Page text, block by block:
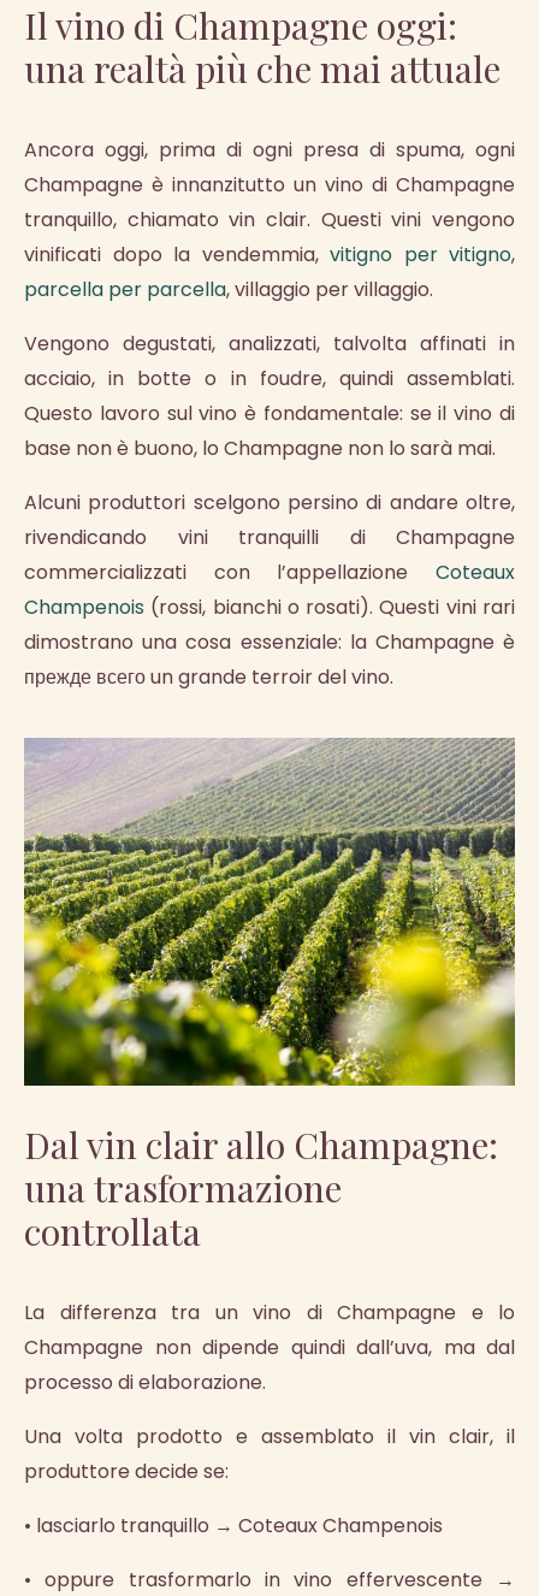
Il vino di Champagne oggi:
una realtà più che mai attuale
Ancora oggi, prima di ogni presa di spuma, ogni
Champagne è innanzitutto un vino di Champagne
tranquillo, chiamato vin clair. Questi vini vengono
vinificati dopo la vendemmia, vitigno per vitigno,
parcella per parcella, villaggio per villaggio.
Vengono degustati, analizzati, talvolta affinati in
acciaio, in botte o in foudre, quindi assemblati.
Questo lavoro sul vino è fondamentale: se il vino di
base non è buono, lo Champagne non lo sarà mai.
Alcuni produttori scelgono persino di andare oltre,
rivendicando vini tranquilli di Champagne
commercializzati con l’appellazione Coteaux
Champenois (rossi, bianchi o rosati). Questi vini rari
dimostrano una cosa essenziale: la Champagne è
прежде всего un grande terroir del vino.
Dal vin clair allo Champagne:
una trasformazione
controllata
La differenza tra un vino di Champagne e lo
Champagne non dipende quindi dall’uva, ma dal
processo di elaborazione.
Una volta prodotto e assemblato il vin clair, il
produttore decide se:
• lasciarlo tranquillo → Coteaux Champenois
• oppure trasformarlo in vino effervescente →